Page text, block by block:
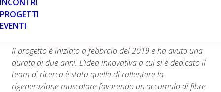
INCONTRI
PROGETTI
EVENTI
Finanziato da Parent Project aps, il progetto coordinato
da Graziella Messina è uno dei quattro che ha ricevuto,
attraverso il bando per la ricerca 2018, la tipologia di
Il progetto è iniziato a febbraio del 2019 e ha avuto una
durata di due anni. L’idea innovativa a cui si è dedicato il
team di ricerca è stata quella di rallentare la
rigenerazione muscolare favorendo un accumulo di fibre